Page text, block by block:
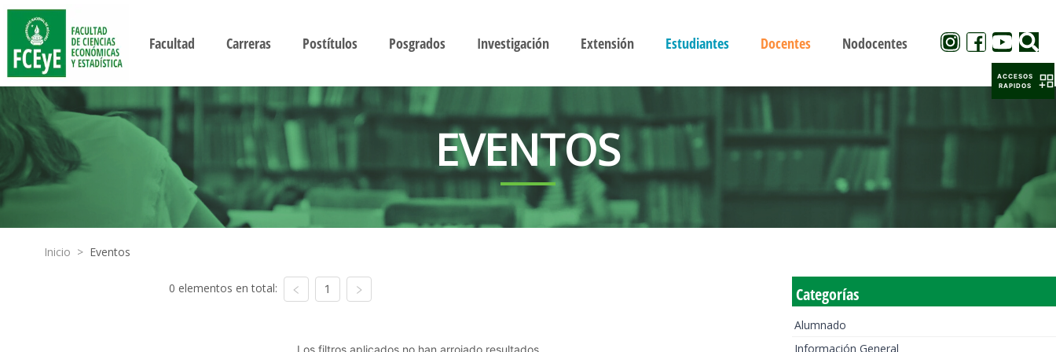
Facultad Carreras Postítulos Posgrados Investigación Extensión Estudiantes Docentes Nodocentes
EVENTOS
Inicio > Eventos
0 elementos en total: 1
Los filtros aplicados no han arrojado resultados
Categorías
Alumnado
Información General
ACCESOS
RAPIDOS